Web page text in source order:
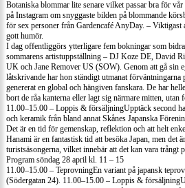
Botaniska blommar lite senare vilket passar bra för
på Instagram om snyggaste bilden på blommande
för sex personer från Gardencafé AnyDay. – Viktigast
gott humör.
I dag offentliggörs ytterligare fem bokningar som
sommarens artistuppställning – DJ Koze DE, David
UK och Jane Remover US (SOW). Genom att gå sin
låtskrivande har hon ständigt utmanat förväntningarna
genererat en global och hängiven fanskara. De har
bort de råa kanterna eller lagt sig närmare mitten,
11.00–15.00 – Loppis & försäljningUpptäck second
och keramik från bland annat Skånes Japanska
Det är en tid för gemenskap, reflektion och att helt
Hanami är en fantastisk tid att besöka Japan, men det
turistsäsongerna, vilket innebär att det kan vara trångt
Program söndag 28 april kl. 11 – 15
11.00–15.00 – TeprovningEn variant på japansk
(Södergatan 24). 11.00–15.00 – Loppis &